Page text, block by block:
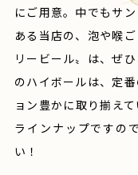
にご用意。中でもサ
ある当店の、泡や喉
リービール〟は、ぜ
のハイボールは、定
ョン豊かに取り揃え
ラインナップですの
い！